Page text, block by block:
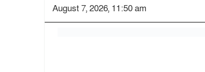
August 7, 2026, 11:50 am